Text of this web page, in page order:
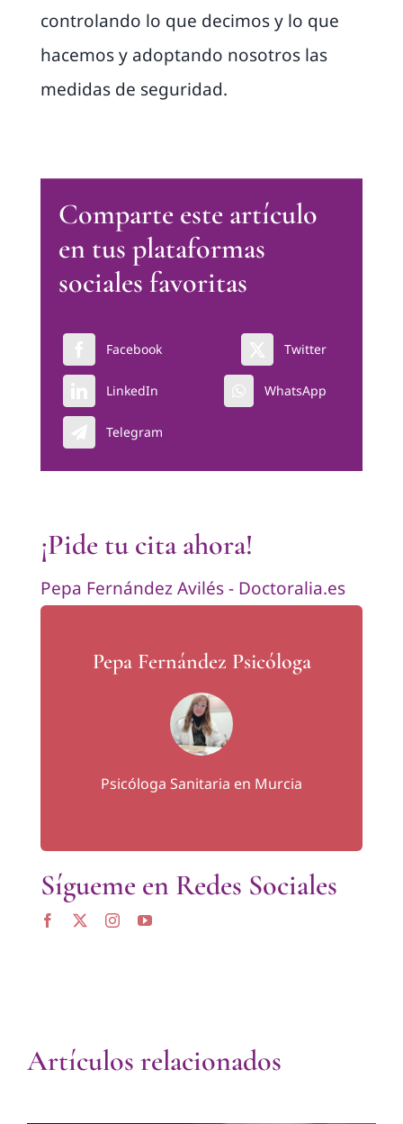
controlando lo que decimos y lo que
hacemos y adoptando nosotros las
medidas de seguridad.
Comparte este artículo
en tus plataformas
sociales favoritas
Facebook Twitter
LinkedIn WhatsApp
Telegram
¡Pide tu cita ahora!
Pepa Fernández Avilés - Doctoralia.es
Pepa Fernández Psicóloga
Psicóloga Sanitaria en Murcia
Sígueme en Redes Sociales
Artículos relacionados